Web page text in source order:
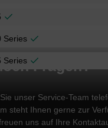
Series
Series Fragen?
unser Service-Team
steht Ihnen gerne zur
uns auf Ihre